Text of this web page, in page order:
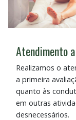
Atendimento
Realizamos o
a primeira
quanto às
em outras
desnecessários.